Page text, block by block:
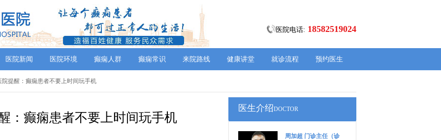
医院电话: 18582519024
医院新闻 医院环境 癫痫人群 癫痫常识 来院路线 健康讲堂 就诊流程 预约医生
提醒：癫痫患者不要上时间玩手机
：癫痫患者不要上时间玩手机
医生介绍DOCTOR
周加超 门诊主任（诊